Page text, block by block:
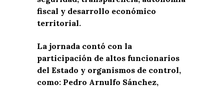
fiscal y desarrollo económico
territorial.
La jornada contó con la
participación de altos funcionarios
del Estado y organismos de control,
como: Pedro Arnulfo Sánchez,